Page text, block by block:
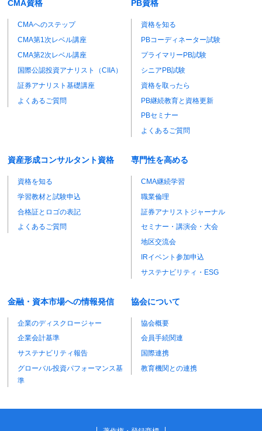
CMA資格
CMAへのステップ
CMA第1次レベル講座
CMA第2次レベル講座
国際公認投資アナリスト（CIIA）
証券アナリスト基礎講座
よくあるご質問
PB資格
資格を知る
PBコーディネーター試験
プライマリーPB試験
シニアPB試験
資格を取ったら
PB継続教育と資格更新
PBセミナー
よくあるご質問
資産形成コンサルタント資格
資格を知る
学習教材と試験申込
合格証とロゴの表記
よくあるご質問
専門性を高める
CMA継続学習
職業倫理
証券アナリストジャーナル
セミナー・講演会・大会
地区交流会
IRイベント参加申込
サステナビリティ・ESG
金融・資本市場への情報発信
企業のディスクロージャー
企業会計基準
サステナビリティ報告
グローバル投資パフォーマンス基
準
協会について
協会概要
会員手続関連
国際連携
教育機関との連携